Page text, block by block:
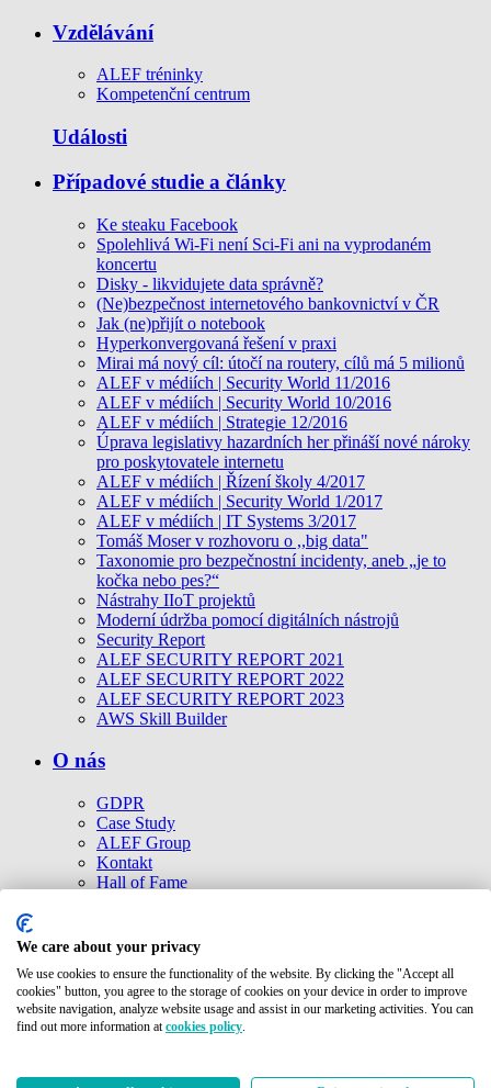
Vzdělávání
ALEF tréninky
Kompetenční centrum
Události
Případové studie a články
Ke steaku Facebook
Spolehlivá Wi-Fi není Sci-Fi ani na vyprodaném
koncertu
Disky - likvidujete data správně?
(Ne)bezpečnost internetového bankovnictví v ČR
Jak (ne)přijít o notebook
Hyperkonvergovaná řešení v praxi
Mirai má nový cíl: útočí na routery, cílů má 5 milionů
ALEF v médiích | Security World 11/2016
ALEF v médiích | Security World 10/2016
ALEF v médiích | Strategie 12/2016
Úprava legislativy hazardních her přináší nové nároky
pro poskytovatele internetu
ALEF v médiích | Řízení školy 4/2017
ALEF v médiích | Security World 1/2017
ALEF v médiích | IT Systems 3/2017
Tomáš Moser v rozhovoru o ,,big data"
Taxonomie pro bezpečnostní incidenty, aneb „je to
kočka nebo pes?“
Nástrahy IIoT projektů
Moderní údržba pomocí digitálních nástrojů
Security Report
ALEF SECURITY REPORT 2021
ALEF SECURITY REPORT 2022
ALEF SECURITY REPORT 2023
AWS Skill Builder
O nás
GDPR
Case Study
ALEF Group
Kontakt
Hall of Fame
Etické kodexy
Společnosti ALEF Group
Kontakt
We care about your privacy
We use cookies to ensure the functionality of the website. By clicking the "Accept all
cookies" button, you agree to the storage of cookies on your device in order to improve
website navigation, analyze website usage and assist in our marketing activities. You can
find out more information atcookies policy.